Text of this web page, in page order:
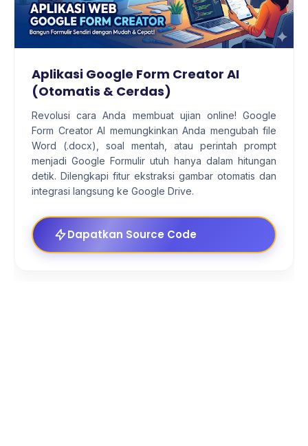
Aplikasi Google Form Creator AI
(Otomatis & Cerdas)
Revolusi cara Anda membuat ujian online! Google
Form Creator AI memungkinkan Anda mengubah file
Word (.docx), soal mentah, atau perintah prompt
menjadi Google Formulir utuh hanya dalam hitungan
detik. Dilengkapi fitur ekstraksi gambar otomatis dan
integrasi langsung ke Google Drive.
Dapatkan Source Code